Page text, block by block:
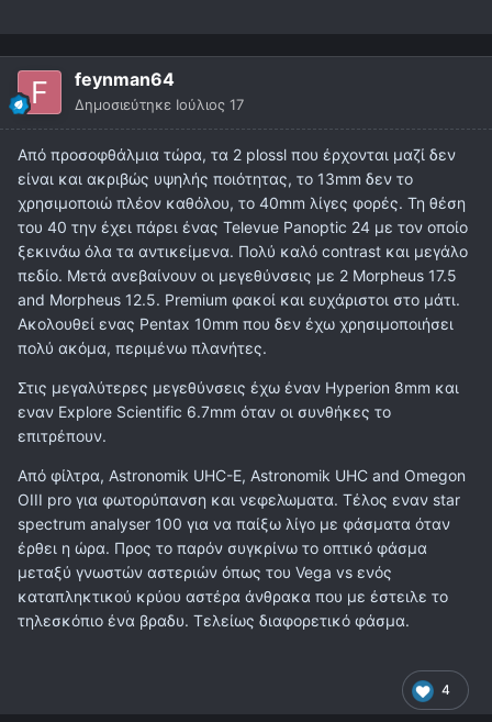
feynman64
Δημοσιεύτηκε Ιούλιος 17
Από προσοφθάλμια τώρα, τα 2 plossl που έρχονται μαζί δεν
είναι και ακριβώς υψηλής ποιότητας, το 13mm δεν το
χρησιμοποιώ πλέον καθόλου, το 40mm λίγες φορές. Τη θέση
του 40 την έχει πάρει ένας Televue Panoptic 24 με τον οποίο
ξεκινάω όλα τα αντικείμενα. Πολύ καλό contrast και μεγάλο
πεδίο. Μετά ανεβαίνουν οι μεγεθύνσεις με 2 Morpheus 17.5
and Morpheus 12.5. Premium φακοί και ευχάριστοι στο μάτι.
Ακολουθεί ενας Pentax 10mm που δεν έχω χρησιμοποιήσει
πολύ ακόμα, περιμένω πλανήτες.
Στις μεγαλύτερες μεγεθύνσεις έχω έναν Hyperion 8mm και
εναν Explore Scientific 6.7mm όταν οι συνθήκες το
επιτρέπουν.
Από φίλτρα, Astronomik UHC-E, Astronomik UHC and Omegon
OIII pro για φωτορύπανση και νεφελωματα. Τέλος εναν star
spectrum analyser 100 για να παίξω λίγο με φάσματα όταν
έρθει η ώρα. Προς το παρόν συγκρίνω το οπτικό φάσμα
μεταξύ γνωστών αστεριών όπως του Vega vs ενός
καταπληκτικού κρύου αστέρα άνθρακα που με έστειλε το
τηλεσκόπιο ένα βραδυ. Τελείως διαφορετικό φάσμα.
4